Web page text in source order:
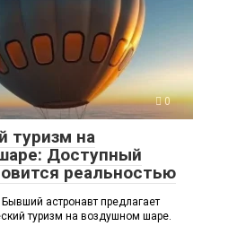
0
туризм на
Доступный
реальностью
Бывший астронавт предлагает
туризм на воздушном шаре.